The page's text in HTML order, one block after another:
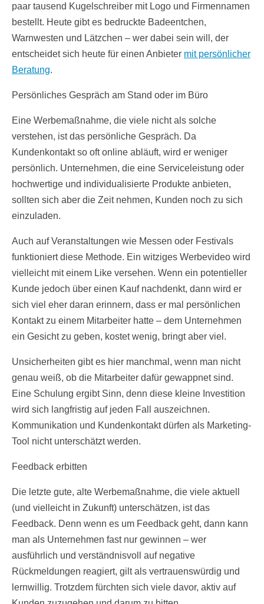
paar tausend Kugelschreiber mit Logo und Firmennamen
bestellt. Heute gibt es bedruckte Badeentchen,
Warnwesten und Lätzchen – wer dabei sein will, der
entscheidet sich heute für einen Anbieter mit persönlicher
Beratung.
Persönliches Gespräch am Stand oder im Büro
Eine Werbemaßnahme, die viele nicht als solche
verstehen, ist das persönliche Gespräch. Da
Kundenkontakt so oft online abläuft, wird er weniger
persönlich. Unternehmen, die eine Serviceleistung oder
hochwertige und individualisierte Produkte anbieten,
sollten sich aber die Zeit nehmen, Kunden noch zu sich
einzuladen.
Auch auf Veranstaltungen wie Messen oder Festivals
funktioniert diese Methode. Ein witziges Werbevideo wird
vielleicht mit einem Like versehen. Wenn ein potentieller
Kunde jedoch über einen Kauf nachdenkt, dann wird er
sich viel eher daran erinnern, dass er mal persönlichen
Kontakt zu einem Mitarbeiter hatte – dem Unternehmen
ein Gesicht zu geben, kostet wenig, bringt aber viel.
Unsicherheiten gibt es hier manchmal, wenn man nicht
genau weiß, ob die Mitarbeiter dafür gewappnet sind.
Eine Schulung ergibt Sinn, denn diese kleine Investition
wird sich langfristig auf jeden Fall auszeichnen.
Kommunikation und Kundenkontakt dürfen als Marketing-
Tool nicht unterschätzt werden.
Feedback erbitten
Die letzte gute, alte Werbemaßnahme, die viele aktuell
(und vielleicht in Zukunft) unterschätzen, ist das
Feedback. Denn wenn es um Feedback geht, dann kann
man als Unternehmen fast nur gewinnen – wer
ausführlich und verständnisvoll auf negative
Rückmeldungen reagiert, gilt als vertrauenswürdig und
lernwillig. Trotzdem fürchten sich viele davor, aktiv auf